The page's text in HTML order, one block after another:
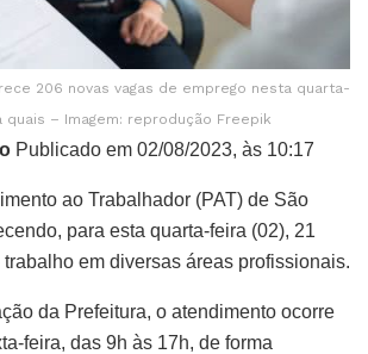
206 novas vagas de emprego nesta quarta-
quais – Imagem: reprodução Freepik
Publicado em 02/08/2023, às 10:17
ao Trabalhador (PAT) de São
para esta quarta-feira (02), 21
em diversas áreas profissionais.
da Prefeitura, o atendimento ocorre
feira, das 9h às 17h, de forma